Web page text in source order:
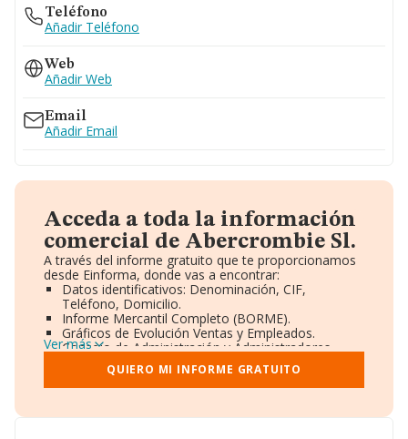
Teléfono
Añadir Teléfono
Web
Añadir Web
Email
Añadir Email
Acceda a toda la información
comercial de Abercrombie Sl.
A través del informe gratuito que te proporcionamos
desde Einforma, donde vas a encontrar:
Datos identificativos: Denominación, CIF,
Teléfono, Domicilio.
Informe Mercantil Completo (BORME).
Gráficos de Evolución Ventas y Empleados.
Consejo de Administración y Administradores.
Directivos y Ejecutivos.
Accionistas.
Participaciones y Vinculaciones en otras empresas.
Información oficial y registral complementaria.
Ver más
QUIERO MI INFORME GRATUITO